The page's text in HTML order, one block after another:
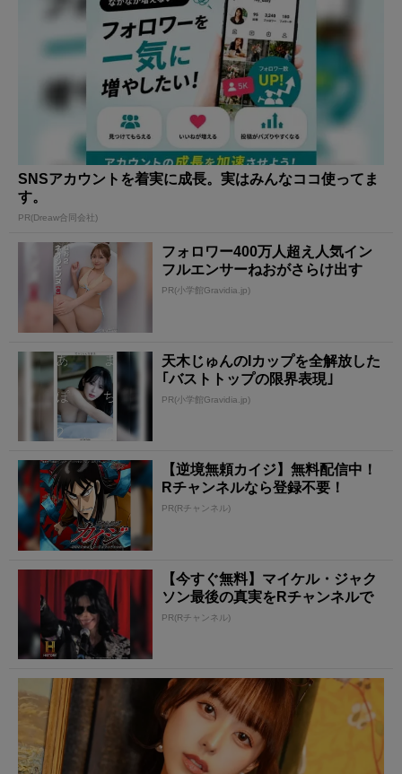
SNSアカウントを着実に成長。実はみんなココ使ってま
す。
PR(Dreaw合同会社)
フォロワー400万人超え人気イン
フルエンサーねおがさらけ出す
PR(小学館Gravidia.jp)
天木じゅんのIカップを全解放した
｢バストトップの限界表現｣
PR(小学館Gravidia.jp)
【逆境無頼カイジ】無料配信中！
Rチャンネルなら登録不要！
PR(Rチャンネル)
【今すぐ無料】マイケル・ジャク
ソン最後の真実をRチャンネルで
PR(Rチャンネル)